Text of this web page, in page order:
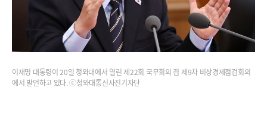
이재명 대통령이 20일 청와대에서 열린 제22회 국무회의 겸 제9차 비상경제점검회의
에서 발언하고 있다. ⓒ청와대통신사진기자단